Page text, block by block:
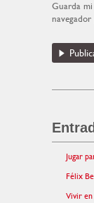
Guarda
Jugar
Félix
Vivir